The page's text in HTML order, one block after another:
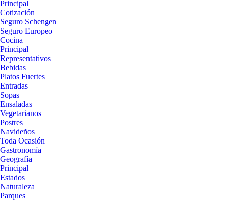
Principal
Cotización
Seguro Schengen
Seguro Europeo
Cocina
Principal
Representativos
Bebidas
Platos Fuertes
Entradas
Sopas
Ensaladas
Vegetarianos
Postres
Navideños
Toda Ocasión
Gastronomía
Geografía
Principal
Estados
Naturaleza
Parques